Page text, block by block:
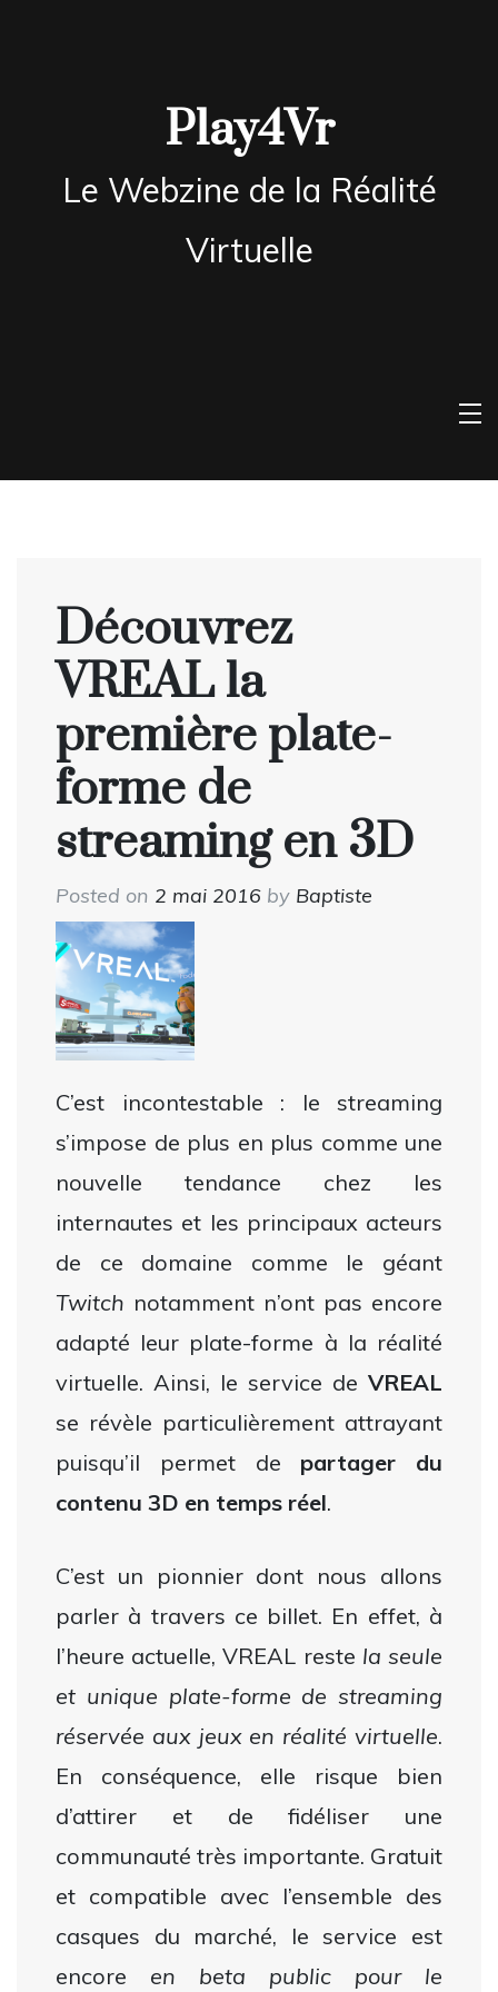
Play4Vr
Le Webzine de la Réalité
Virtuelle
Découvrez
VREAL la
première plate-
forme de
streaming en 3D
Posted on 2 mai 2016 by Baptiste
C’est incontestable : le streaming
s’impose de plus en plus comme une
nouvelle tendance chez les
internautes et les principaux acteurs
de ce domaine comme le géant
Twitch notamment n’ont pas encore
adapté leur plate-forme à la réalité
virtuelle. Ainsi, le service de VREAL
se révèle particulièrement attrayant
puisqu’il permet de partager du
contenu 3D en temps réel.
C’est un pionnier dont nous allons
parler à travers ce billet. En effet, à
l’heure actuelle, VREAL reste la seule
et unique plate-forme de streaming
réservée aux jeux en réalité virtuelle.
En conséquence, elle risque bien
d’attirer et de fidéliser une
communauté très importante. Gratuit
et compatible avec l’ensemble des
casques du marché, le service est
encore en beta public pour le